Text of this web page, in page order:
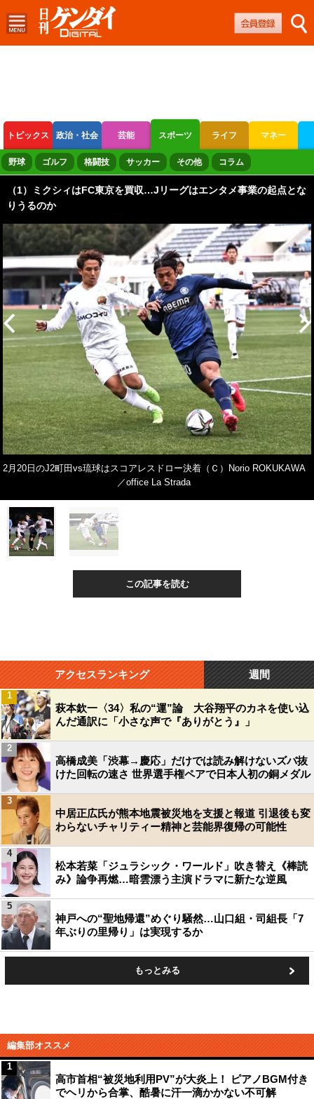
トピックス 政治・社会 芸能 スポーツ ライフ マネー
ボートレース 競輪 オートレース
野球 ゴルフ 格闘技 サッカー その他 コラム
（1）ミクシィはFC東京を買収…Jリーグはエンタメ事業の起点とな
りうるのか
2月20日のJ2町田vs琉球はスコアレスドロー決着（Ｃ）Norio ROKUKAWA
／office La Strada
この記事を読む
アクセスランキング 週間
萩本欽一〈34〉私の“運”論 大谷翔平のカネを使い込
んだ通訳に「小さな声で『ありがとう』」
1
高橋成美「渋幕→慶応」だけでは読み解けないズバ抜
けた回転の速さ 世界選手権ペアで日本人初の銅メダル
2
中居正広氏が熊本地震被災地を支援と報道 引退後も変
わらないチャリティー精神と芸能界復帰の可能性
3
松本若菜「ジュラシック・ワールド」吹き替え《棒読
み》論争再燃…暗雲漂う主演ドラマに新たな逆風
4
神戸への“聖地帰還”めぐり騒然…山口組・司組長「7
年ぶりの里帰り」は実現するか
5
もっとみる
編集部オススメ
高市首相“被災地利用PV”が大炎上！ ピアノBGM付き
でヘリから合掌、酷暑に汗一滴かかない不可解
1